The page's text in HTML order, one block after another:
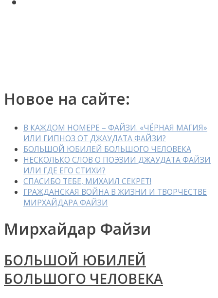
Новое на сайте:
В КАЖДОМ НОМЕРЕ – ФАЙЗИ. «ЧЁРНАЯ МАГИЯ»
ИЛИ ГИПНОЗ ОТ ДЖАУДАТА ФАЙЗИ?
БОЛЬШОЙ ЮБИЛЕЙ БОЛЬШОГО ЧЕЛОВЕКА
НЕСКОЛЬКО СЛОВ О ПОЭЗИИ ДЖАУДАТА ФАЙЗИ
ИЛИ ГДЕ ЕГО СТИХИ?
СПАСИБО ТЕБЕ, МИХАИЛ СЕКРЕТ!
ГРАЖДАНСКАЯ ВОЙНА В ЖИЗНИ И ТВОРЧЕСТВЕ
МИРХАЙДАРА ФАЙЗИ
Мирхайдар Файзи
БОЛЬШОЙ ЮБИЛЕЙ
БОЛЬШОГО ЧЕЛОВЕКА